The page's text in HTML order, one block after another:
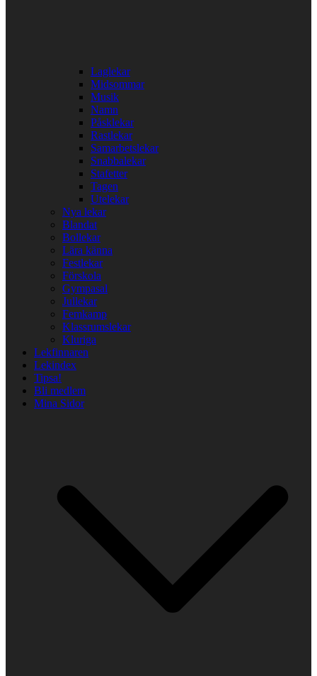
Laglekar
Midsommar
Musik
Namn
Påsklekar
Rastlekar
Samarbetslekar
Snabbalekar
Stafetter
Tagen
Utelekar
Nya lekar
Blandat
Bollekar
Lära känna
Festlekar
Förskola
Gympasal
Jullekar
Femkamp
Klassrumslekar
Kluriga
Lekfinnaren
Lekindex
Tipsa!
Bli medlem
Mina Sidor